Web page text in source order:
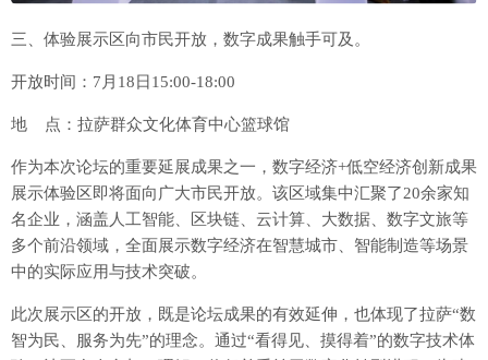
三、体验展示区向市民开放，数字成果触手可及。
开放时间：7月18日15:00-18:00
地 点：拉萨群众文化体育中心篮球馆
作为本次论坛的重要延展成果之一，数字经济+低空经济创新成果
展示体验区即将面向广大市民开放。该区域集中汇聚了20余家知
名企业，涵盖人工智能、区块链、云计算、大数据、数字文旅等
多个前沿领域，全面展示数字经济在智慧城市、智能制造等场景
中的实际应用与技术突破。
此次展示区的开放，既是论坛成果的有效延伸，也体现了拉萨“数
智为民、服务为先”的理念。通过“看得见、摸得着”的数字技术体